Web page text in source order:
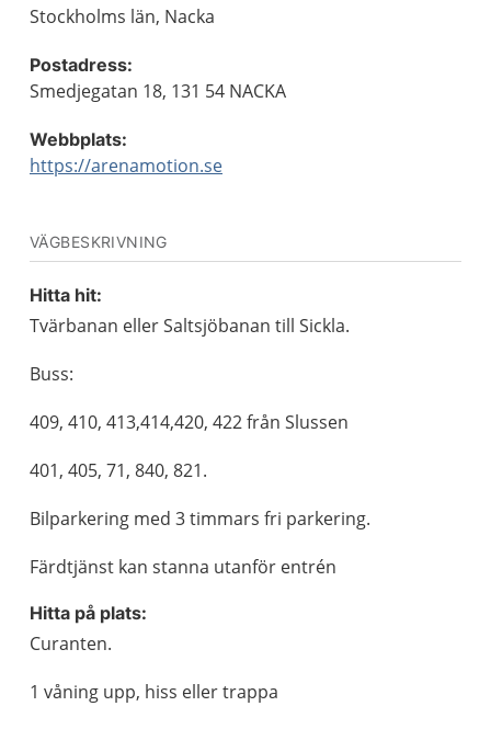
Stockholms län, Nacka
Postadress:
Smedjegatan 18, 131 54 NACKA
Webbplats:
https://arenamotion.se
VÄGBESKRIVNING
Hitta hit:
Tvärbanan eller Saltsjöbanan till Sickla.
Buss:
409, 410, 413,414,420, 422 från Slussen
401, 405, 71, 840, 821.
Bilparkering med 3 timmars fri parkering.
Färdtjänst kan stanna utanför entrén
Hitta på plats:
Curanten.
1 våning upp, hiss eller trappa